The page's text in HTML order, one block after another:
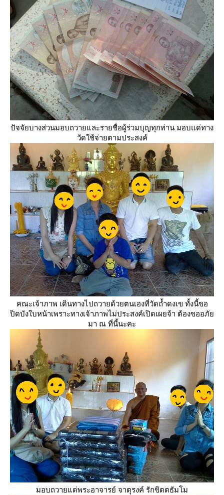
ปัจจัยบางส่วนมอบถวายและรายชื่อผู้ร่วมบุญทุกท่าน มอบแด่ทาง
วัดใช้จ่ายตามประสงค์
คณะเจ้าภาพ เดินทางไปถวายด้วยตนเองที่วัดถ้ำดงเข ทั้งนี้ขอ
ปิดบังใบหน้าเพราะทางเจ้าภาพไม่ประสงค์เปิดเผยจ้า ต้องขออภั
มา ณ ที่นี้นะคะ
มอบถวายแด่พระอาจารย์ จาตุรงค์ รักขิตตธัมโม